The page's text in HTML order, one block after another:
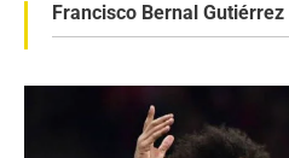
Francisco Bernal Gutiérrez